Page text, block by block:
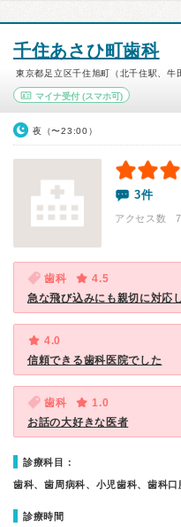
千住あさひ町歯科
東京都足立区千住旭町（北千住駅、牛
マイナ受付 (スマホ可)
夜（〜23:00）
3件
アクセス数 7
歯科
4.5
急な飛び込みにも親切に対応
4.0
信頼できる歯科医院でした
歯科
1.0
お話の大好きな医者
診療科目：
歯科、歯周病科、小児歯科、歯科口
診療時間